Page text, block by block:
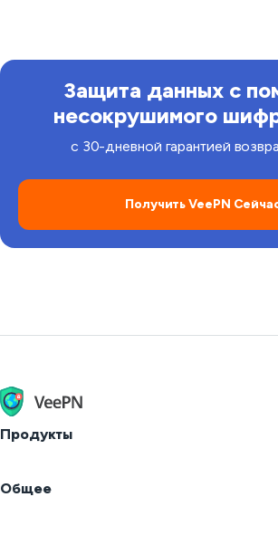
Защита данных с
несокрушимого
с 30-дневной гарантией
Получить VeePN
Продукты
VPN for macOS
Общее